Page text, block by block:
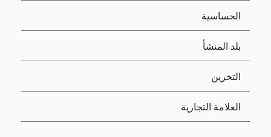
الحساسية
بلد المنشأ
التخزين
العلامة التجارية